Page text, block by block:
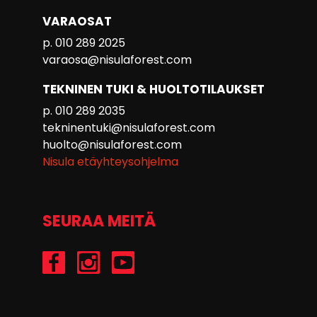
VARAOSAT
p. 010 289 2025
varaosa@nisulaforest.com
TEKNINEN TUKI & HUOLTOTILAUKSET
p. 010 289 2035
tekninentuki@nisulaforest.com
huolto@nisulaforest.com
Nisula etäyhteysohjelma
SEURAA MEITÄ
/Nisulaforest@nisulaforest